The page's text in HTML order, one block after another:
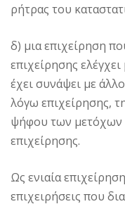
ρήτρας του
δ) μια επιχείρηση
επιχείρησης
έχει συνάψει με
λόγω επιχείρησης,
ψήφου των μετόχων
επιχείρησης.
Ως ενιαία
επιχειρήσεις που